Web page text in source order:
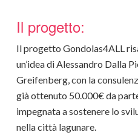
Il progetto:
Il progetto Gondolas4ALL
un’idea di Alessandro Dalla
Greifenberg, con la
già ottenuto 50.000€ da
impegnata a sostenere lo
nella città lagunare.